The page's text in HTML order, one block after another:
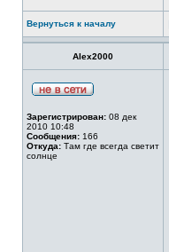
Вернуться к началу
Alex2000
Зарегистрирован: 08 дек
2010 10:48
Сообщения: 166
Откуда: Там где всегда светит
солнце